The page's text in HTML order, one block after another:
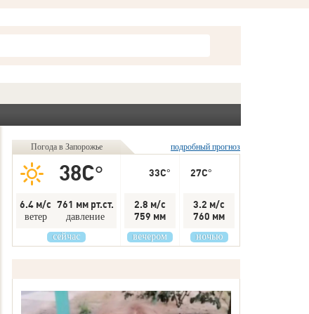
Погода в Запорожье подробный прогноз
38C°
6.4 м/с
ветер
761 мм рт.ст.
давление
сейчас
33C°
2.8 м/с
759 мм
вечером
27C°
3.2 м/с
760 мм
ночью